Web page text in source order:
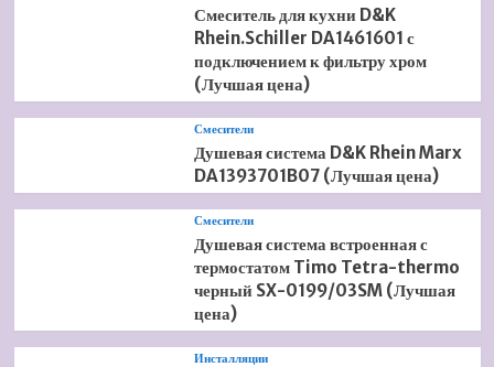
Смеситель для кухни D&K
Rhein.Schiller DA1461601 с
подключением к фильтру хром
(Лучшая цена)
Смесители
Душевая система D&K Rhein Marx
DA1393701B07 (Лучшая цена)
Смесители
Душевая система встроенная с
термостатом Timo Tetra-thermo
черный SX-0199/03SM (Лучшая
цена)
Инсталляции